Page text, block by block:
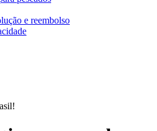
e reembolso